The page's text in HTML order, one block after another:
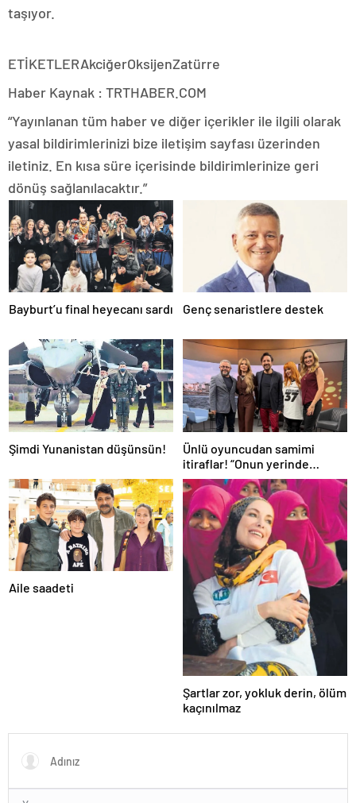
taşıyor.
ETİKETLERAkciğerOksijenZatürre
Haber Kaynak : TRTHABER.COM
“Yayınlanan tüm haber ve diğer içerikler ile ilgili olarak
yasal bildirimlerinizi bize iletişim sayfası üzerinden
iletiniz. En kısa süre içerisinde bildirimlerinize geri
dönüş sağlanılacaktır.”
Bayburt’u final heyecanı sardı Genç senaristlere destek
Şimdi Yunanistan düşünsün!
Ünlü oyuncudan samimi
itiraflar! “Onun yerinde
olsaydım diye çok düşündüm”
Aile saadeti
Şartlar zor, yokluk derin, ölüm
kaçınılmaz